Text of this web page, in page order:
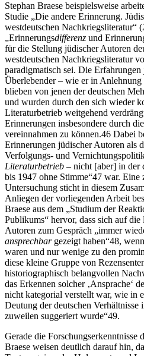
Stephan Braese beispielsweise
Studie „Die andere Erinnerung.
westdeutschen Nachkriegsliteratur“
„Erinnerungsdifferenz und
für die Stellung jüdischer Autoren
westdeutschen Nachkriegsliteratur
paradigmatisch sei. Die
Überlebender – wie er in
blieben von jenen der deutschen
und wurden durch den sich wieder
Literaturbetrieb weitgehend
Erinnerungen insbesondere durch
vereinnahmen zu können.46 Dabei
Erinnerungen jüdischer Autoren als
Verfolgungs- und
Literaturbetrieb – nicht [aber] in der
bis 1947 ohne Stimme“47 war. Eine
Untersuchung sticht in diesem
Anliegen der vorliegenden Arbeit
Braese aus dem „Studium der
Publikums“ hervor, dass sich auf
Autoren zum Gespräch „immer
ansprechbargezeigt haben“48,
waren und nur wenige zu den
diese kleine Gruppe von
historiographisch belangvollen
das Erkennen solcher ‚Ansprache‘
nicht kategorial verstellt war, wie in
Deutung der deutschen Verhältnisse
zuweilen suggeriert wurde“49.
Gerade die Forschungserkenntnisse
Braese weisen deutlich darauf hin,